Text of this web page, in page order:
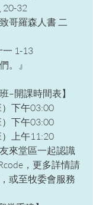
20-32
哥羅森人書 二
一 1-13
。』
–開課時間表】
下午03:00
下午03:00
上午11:20
來堂區一起認識
，更多詳情請
或至牧委會服務